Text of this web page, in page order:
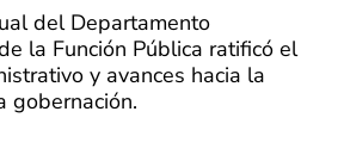
del Departamento
la Función Pública ratificó el
y avances hacia la
gobernación.